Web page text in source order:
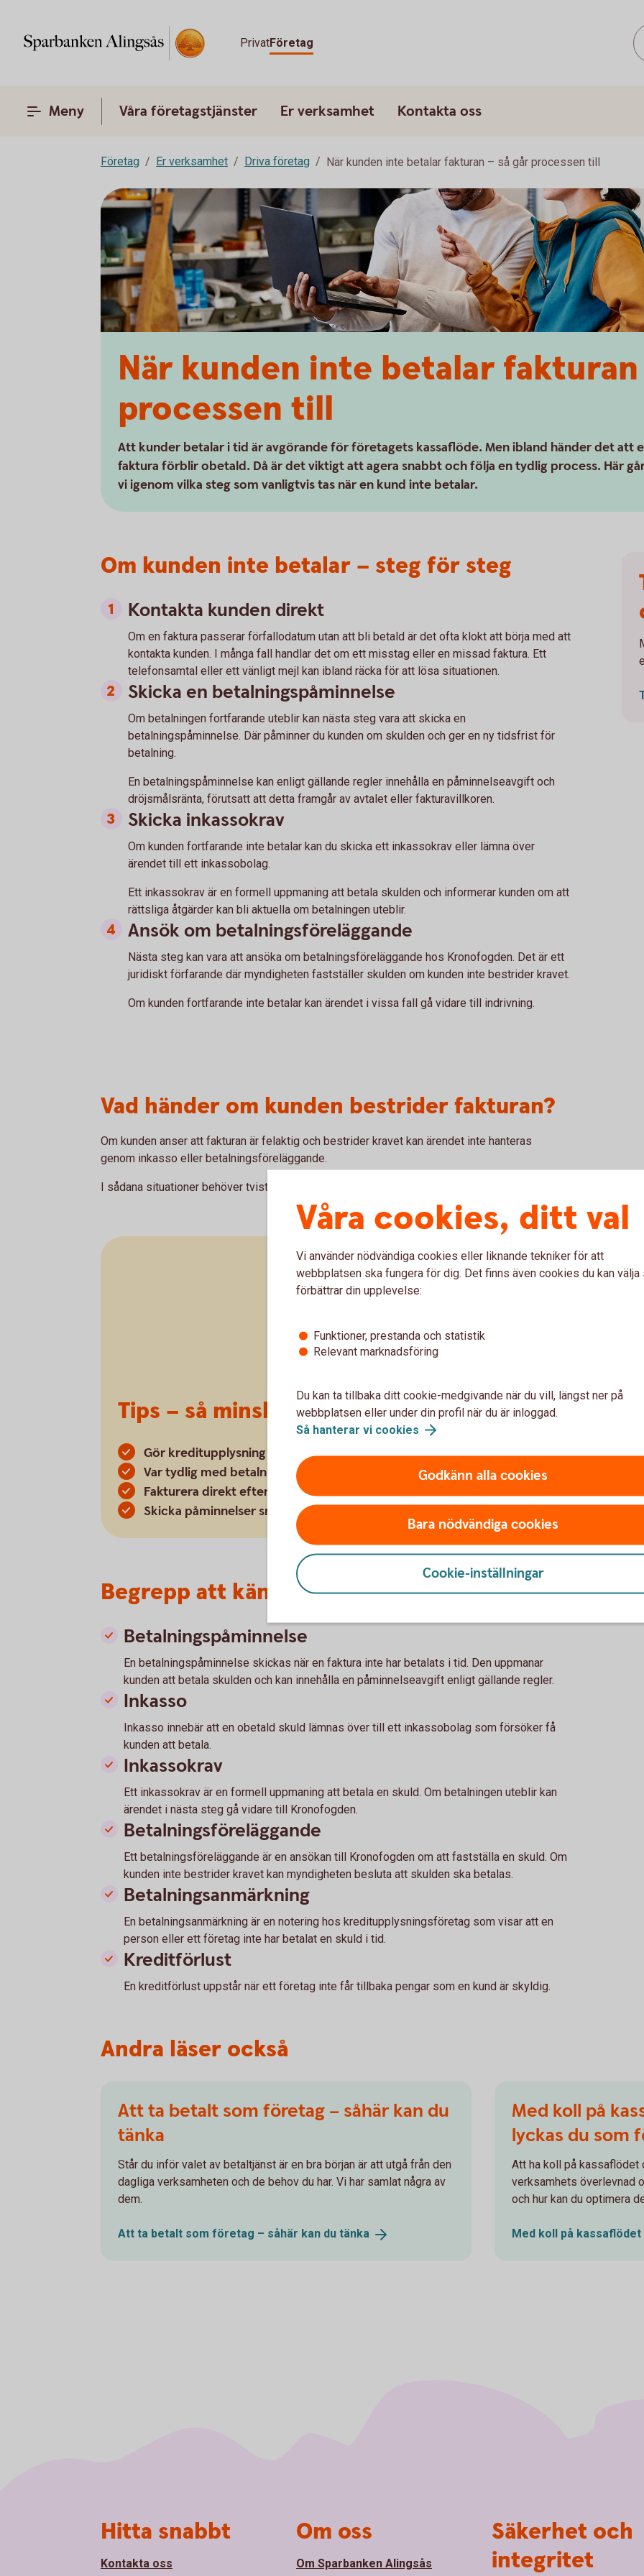
PrivatFöretag
Meny Våra företagstjänster Er verksamhet Kontakta oss
Företag Er verksamhet Driva företag När kunden inte betalar fakturan – så går processen till
När kunden inte betalar fakturan
processen till
Att kunder betalar i tid är avgörande för företagets kassaflöde. Men ibland händer det att
faktura förblir obetald. Då är det viktigt att agera snabbt och följa en tydlig process. Här
vi igenom vilka steg som vanligtvis tas när en kund inte betalar.
Om kunden inte betalar – steg för steg
Kontakta kunden direkt
Om en faktura passerar förfallodatum utan att bli betald är det ofta klokt att börja med att
kontakta kunden. I många fall handlar det om ett misstag eller en missad faktura. Ett
telefonsamtal eller ett vänligt mejl kan ibland räcka för att lösa situationen.
Skicka en betalningspåminnelse
Om betalningen fortfarande uteblir kan nästa steg vara att skicka en
betalningspåminnelse. Där påminner du kunden om skulden och ger en ny tidsfrist för
betalning.
En betalningspåminnelse kan enligt gällande regler innehålla en påminnelseavgift och
dröjsmålsränta, förutsatt att detta framgår av avtalet eller fakturavillkoren.
Skicka inkassokrav
Om kunden fortfarande inte betalar kan du skicka ett inkassokrav eller lämna över
ärendet till ett inkassobolag.
Ett inkassokrav är en formell uppmaning att betala skulden och informerar kunden om att
rättsliga åtgärder kan bli aktuella om betalningen uteblir.
Ansök om betalningsföreläggande
Nästa steg kan vara att ansöka om betalningsföreläggande hos Kronofogden. Det är ett
juridiskt förfarande där myndigheten fastställer skulden om kunden inte bestrider kravet.
Om kunden fortfarande inte betalar kan ärendet i vissa fall gå vidare till indrivning.
Vad händer om kunden bestrider fakturan?
Om kunden anser att fakturan är felaktig och bestrider kravet kan ärendet inte hanteras
genom inkasso eller betalningsföreläggande.
I sådana situationer behöver tvisten i stället avgöras i domstol.
Tips – så minskar du risken för sena betalningar
Gör kreditupplysning på nya kunder
Var tydlig med betalningsvillkor
Fakturera direkt efter utfört arbete
Skicka påminnelser snabbt om betalning uteblir
Begrepp att känna till när kunder inte betalar
Betalningspåminnelse
En betalningspåminnelse skickas när en faktura inte har betalats i tid. Den uppmanar
kunden att betala skulden och kan innehålla en påminnelseavgift enligt gällande regler.
Inkasso
Inkasso innebär att en obetald skuld lämnas över till ett inkassobolag som försöker få
kunden att betala.
Inkassokrav
Ett inkassokrav är en formell uppmaning att betala en skuld. Om betalningen uteblir kan
ärendet i nästa steg gå vidare till Kronofogden.
Betalningsföreläggande
Ett betalningsföreläggande är en ansökan till Kronofogden om att fastställa en skuld. Om
kunden inte bestrider kravet kan myndigheten besluta att skulden ska betalas.
Betalningsanmärkning
En betalningsanmärkning är en notering hos kreditupplysningsföretag som visar att en
person eller ett företag inte har betalat en skuld i tid.
Kreditförlust
En kreditförlust uppstår när ett företag inte får tillbaka pengar som en kund är skyldig.
Andra läser också
Att ta betalt som företag – såhär kan du
tänka
Står du inför valet av betaltjänst är en bra början är att utgå från den
dagliga verksamheten och de behov du har. Vi har samlat några av
dem.
Att ta betalt som företag – såhär kan du tänka
Med koll på
lyckas du som
Att ha koll på kassaflödet
verksamhets överlevnad
och hur kan du optimera
Med koll på
Våra cookies, ditt val
Vi använder nödvändiga cookies eller liknande tekniker för att
webbplatsen ska fungera för dig. Det finns även cookies du kan välja
förbättrar din upplevelse:
Funktioner, prestanda och statistik
Relevant marknadsföring
Du kan ta tillbaka ditt cookie-medgivande när du vill, längst ner på
webbplatsen eller under din profil när du är inloggad.
Så hanterar vi cookies
Godkänn alla cookies
Bara nödvändiga cookies
Cookie-inställningar
Hitta snabbt
Kontakta oss
Om oss
Om Sparbanken Alingsås
Säkerhet och
integritet